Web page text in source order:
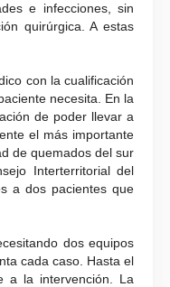
e infecciones, sin
quirúrgica. A estas
con la cualificación
necesita. En la
de poder llevar a
el más importante
de quemados del sur
Interterritorial del
a dos pacientes que
dos equipos
cada caso. Hasta el
a la intervención. La